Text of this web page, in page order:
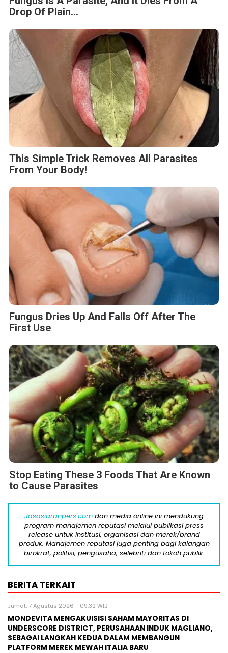
Drop Of Plain...
This Simple Trick Removes All Parasites
From Your Body!
Fungus Dries Up And Falls Off After The
First Use
Stop Eating These 3 Foods That Are Known
to Cause Parasites
Jasasiaranpers.com dan media online ini mendukung
program manajemen reputasi melalui publikasi press
release untuk institusi, organisasi dan merek/brand
produk. Manajemen reputasi juga penting bagi kalangan
birokrat, politisi, pengusaha, selebriti dan tokoh publik.
BERITA TERKAIT
Jumat, 7 Agustus 2026 - 09:32 WIB
MONDEVITA MENGAKUISISI SAHAM MAYORITAS DI
UNDERSCORE DISTRICT, PERUSAHAAN INDUK MAGLIANO,
SEBAGAI LANGKAH KEDUA DALAM MEMBANGUN
PLATFORM MEREK MEWAH ITALIA BARU